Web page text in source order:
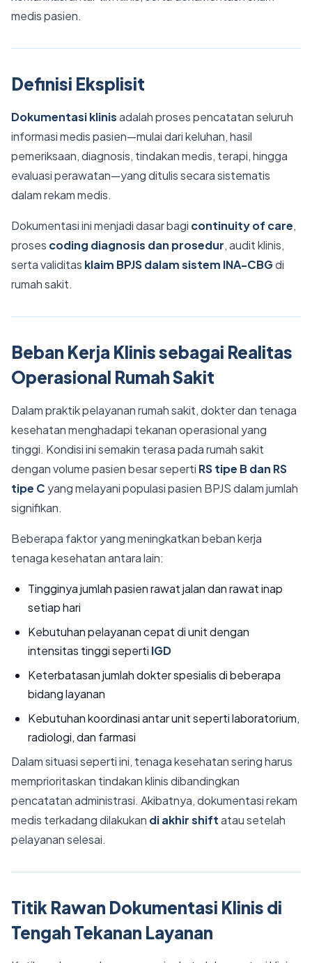
medis pasien.
Definisi Eksplisit
Dokumentasi klinisadalah proses pencatatan seluruh
informasi medis pasien—mulai dari keluhan, hasil
pemeriksaan, diagnosis, tindakan medis, terapi, hingga
evaluasi perawatan—yang ditulis secara sistematis
dalam rekam medis.
Dokumentasi ini menjadi dasar bagi continuity of care,
proses coding diagnosis dan prosedur, audit klinis,
serta validitas klaim BPJS dalam sistem INA-CBGdi
rumah sakit.
Beban Kerja Klinis sebagai Realitas
Operasional Rumah Sakit
Dalam praktik pelayanan rumah sakit, dokter dan tenaga
kesehatan menghadapi tekanan operasional yang
tinggi. Kondisi ini semakin terasa pada rumah sakit
dengan volume pasien besar seperti RS tipe B dan RS
tipe C yang melayani populasi pasien BPJS dalam jumlah
signifikan.
Beberapa faktor yang meningkatkan beban kerja
tenaga kesehatan antara lain:
Tingginya jumlah pasien rawat jalan dan rawat inap
setiap hari
Kebutuhan pelayanan cepat di unit dengan
intensitas tinggi seperti IGD
Keterbatasan jumlah dokter spesialis di beberapa
bidang layanan
Kebutuhan koordinasi antar unit seperti laboratorium,
radiologi, dan farmasi
Dalam situasi seperti ini, tenaga kesehatan sering harus
memprioritaskan tindakan klinis dibandingkan
pencatatan administrasi. Akibatnya, dokumentasi rekam
medis terkadang dilakukan di akhir shiftatau setelah
pelayanan selesai.
Titik Rawan Dokumentasi Klinis di
Tengah Tekanan Layanan